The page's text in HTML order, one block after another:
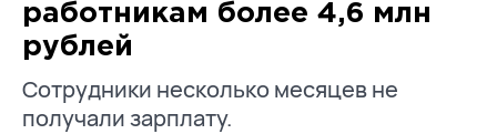
работникам более 4,6 млн
рублей
Сотрудники несколько месяцев не
получали зарплату.